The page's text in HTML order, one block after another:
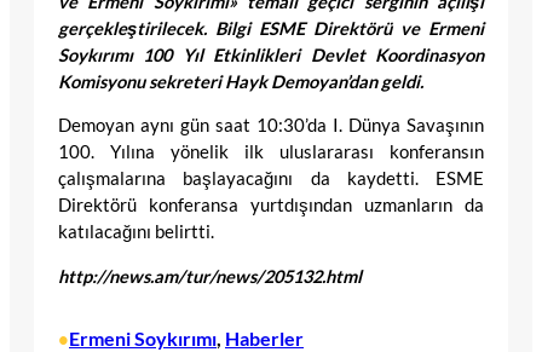
gerçekleştirilecek. Bilgi ESME Direktörü ve Ermeni
Soykırımı 100 Yıl Etkinlikleri Devlet Koordinasyon
Komisyonu sekreteri HaykDemoyan’dan geldi.
Demoyan aynı gün saat 10:30’da I. Dünya Savaşının
100. Yılına yönelik ilk uluslararası konferansın
çalışmalarına başlayacağını da kaydetti. ESME
Direktörü konferansa yurtdışından uzmanların da
katılacağını belirtti.
http://news.am/tur/news/205132.html
•Ermeni Soykırımı, Haberler